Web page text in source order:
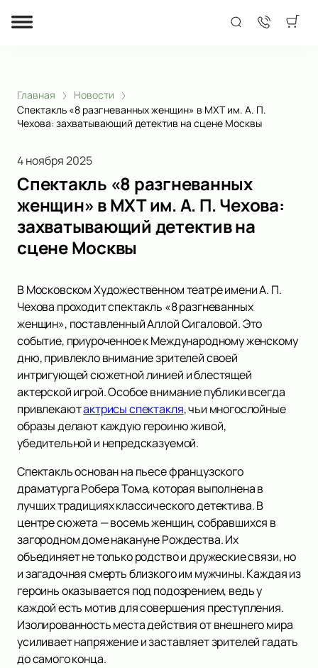
Главная
Новости
Спектакль «8 разгневанных женщин» в МХТ им. А. П.
Чехова: захватывающий детектив на сцене Москвы
4 ноября 2025
Спектакль «8 разгневанных
женщин» в МХТ им. А. П. Чехова:
захватывающий детектив на
сцене Москвы
В Московском Художественном театре имени А. П.
Чехова проходит спектакль «8 разгневанных
женщин», поставленный Аллой Сигаловой. Это
событие, приуроченное к Международному женскому
дню, привлекло внимание зрителей своей
интригующей сюжетной линией и блестящей
актерской игрой. Особое внимание публики всегда
привлекаютактрисы спектакля, чьи многослойные
образы делают каждую героиню живой,
убедительной и непредсказуемой.
Спектакль основан на пьесе французского
драматурга Робера Тома, которая выполнена в
лучших традициях классического детектива. В
центре сюжета — восемь женщин, собравшихся в
загородном доме накануне Рождества. Их
объединяет не только родство и дружеские связи, но
и загадочная смерть близкого им мужчины. Каждая из
героинь оказывается под подозрением, ведь у
каждой есть мотив для совершения преступления.
Изолированность места действия от внешнего мира
усиливает напряжение и заставляет зрителей гадать
до самого конца.